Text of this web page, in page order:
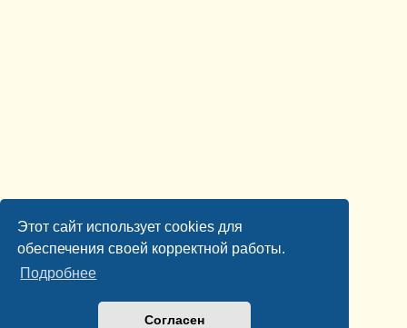
Этот сайт использует cookies для
обеспечения своей корректной работы.
Подробнее
Согласен